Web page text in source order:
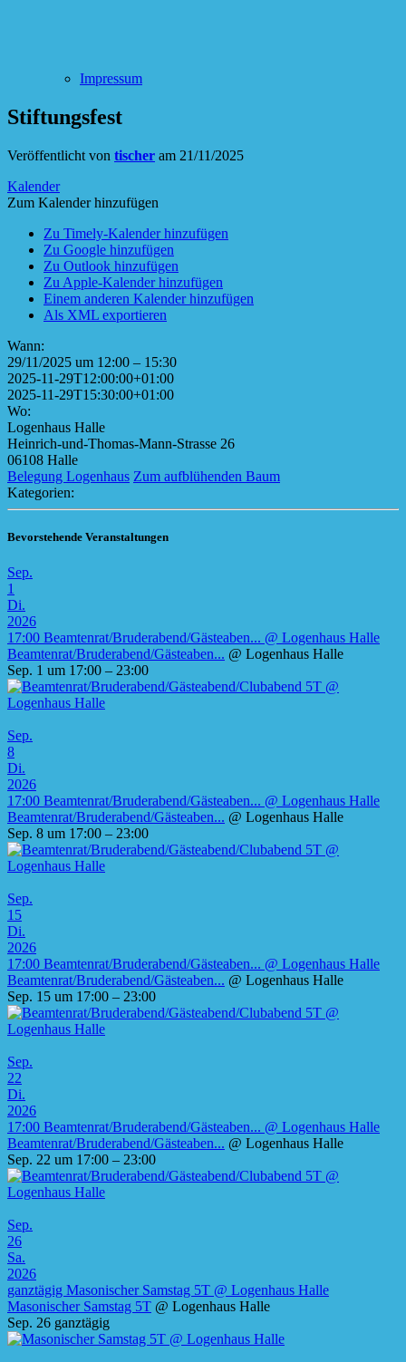
Impressum
Stiftungsfest
Veröffentlicht von tischer am 21/11/2025
Kalender
Zum Kalender hinzufügen
Zu Timely-Kalender hinzufügen
Zu Google hinzufügen
Zu Outlook hinzufügen
Zu Apple-Kalender hinzufügen
Einem anderen Kalender hinzufügen
Als XML exportieren
Wann:
29/11/2025 um 12:00 – 15:30
2025-11-29T12:00:00+01:00
2025-11-29T15:30:00+01:00
Wo:
Logenhaus Halle
Heinrich-und-Thomas-Mann-Strasse 26
06108 Halle
Belegung Logenhaus Zum aufblühenden Baum
Kategorien:
Bevorstehende Veranstaltungen
Sep.
1
Di.
2026
17:00 Beamtenrat/Bruderabend/Gästeaben... @ Logenhaus Halle
Beamtenrat/Bruderabend/Gästeaben... @ Logenhaus Halle
Sep. 1 um 17:00 – 23:00
Sep.
8
Di.
2026
17:00 Beamtenrat/Bruderabend/Gästeaben... @ Logenhaus Halle
Beamtenrat/Bruderabend/Gästeaben... @ Logenhaus Halle
Sep. 8 um 17:00 – 23:00
Sep.
15
Di.
2026
17:00 Beamtenrat/Bruderabend/Gästeaben... @ Logenhaus Halle
Beamtenrat/Bruderabend/Gästeaben... @ Logenhaus Halle
Sep. 15 um 17:00 – 23:00
Sep.
22
Di.
2026
17:00 Beamtenrat/Bruderabend/Gästeaben... @ Logenhaus Halle
Beamtenrat/Bruderabend/Gästeaben... @ Logenhaus Halle
Sep. 22 um 17:00 – 23:00
Sep.
26
Sa.
2026
ganztägig Masonischer Samstag 5T @ Logenhaus Halle
Masonischer Samstag 5T @ Logenhaus Halle
Sep. 26 ganztägig